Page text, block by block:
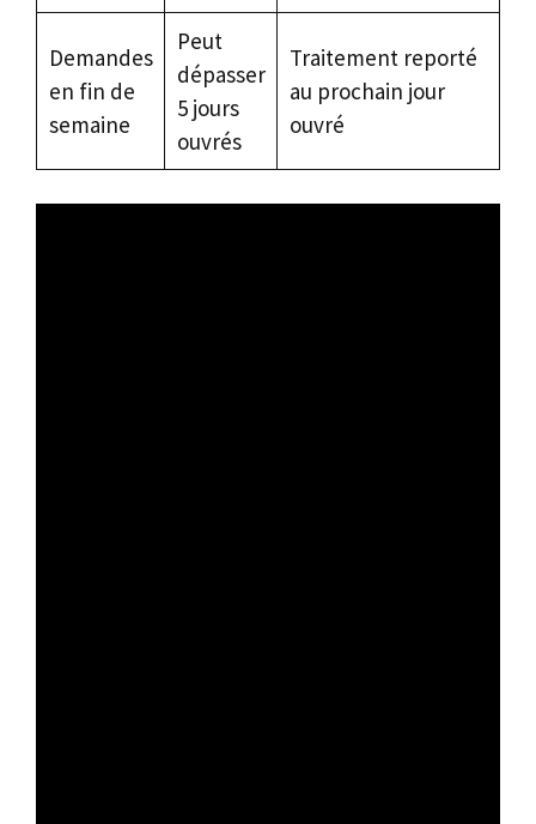
Demandes
en fin de
semaine
Peut
dépasser
5 jours
ouvrés
Traitement reporté
au prochain jour
ouvré